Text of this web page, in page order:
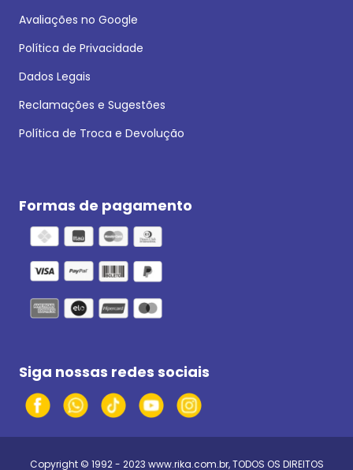
Avaliações no Google
Política de Privacidade
Dados Legais
Reclamações e Sugestões
Política de Troca e Devolução
Formas de pagamento
Siga nossas redes sociais
Copyright © 1992 - 2023 www.rika.com.br, TODOS OS DIREITOS